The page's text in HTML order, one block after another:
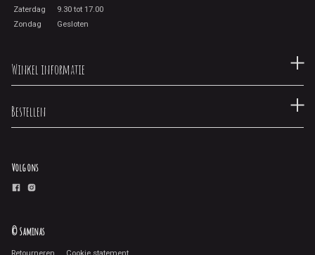
Zaterdag
9.30 tot 17.00
Zondag
Gesloten
Winkel informatie
Bestellen
Volg ons
© Saminas
Retourneren Cookie statement